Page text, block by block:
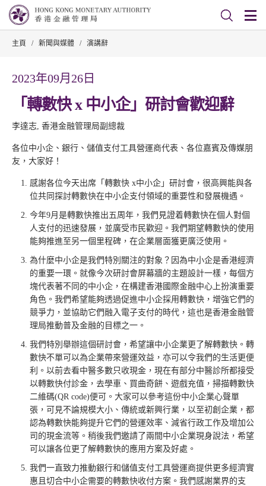
主頁 / 新聞與媒體 / 演講辭
2023年09月26日
「轉數快 x 中小企」研討會歡迎辭
李達志, 香港金融管理局副總裁
各位中小企、銀行、儲值支付工具營運商代表、各位嘉賓及傳媒朋
友，大家好！
感謝各位今天出席「轉數快 x中小企」研討會，很高興能與各
位共同探討轉數快在中小企支付領域的重要性和發展機遇。
今年9月是轉數快推出五周年，我們見證着轉數快在個人對個
人支付的迅速發展，並廣受市民歡迎。我們期望轉數快的使用
能夠推進至另一個里程碑，在企業層面獲更廣泛使用。
為什麼中小企是我們特別關注的對象？因為中小企是香港經濟
的重要一環。就像今次研討會屏幕牆的主題設計一樣，每個方
塊代表著不同的中小企，在構建香港國際金融中心上扮演重要
角色。我們希望能夠透過促進中小企採用轉數快，增強它們的
競爭力，並協助它們融入電子支付的時代，這也是香港金融管
理局推動普及金融的目標之一。
我們特別舉辦這個研討會，希望讓中小企業更了解轉數快。轉
數快不單可以為企業帶來營運效益，亦可以令我們的生活更便
利。以前去看中醫多數只收現金，現在有部分中醫診所都接受
以轉數快付診金，去學車、買曲奇餅、遊戲充值，掃描轉數快
二維碼(QR code)便可。大家可以參考這份中小企業心聲單
張，可見不論規模大小、傳統或新興行業，以至初創企業，都
認為轉數快能夠提升它們的營運效率、減省行政工作及增加公
司的現金流等。稍後我們邀請了兩間中小企業現身說法，希望
可以讓各位更了解轉數快的應用方案及好處。
我們一直致力推動銀行和儲值支付工具營運商提供更多經濟實
惠且切合中小企需要的轉數快收付方案。我們感謝業界的支